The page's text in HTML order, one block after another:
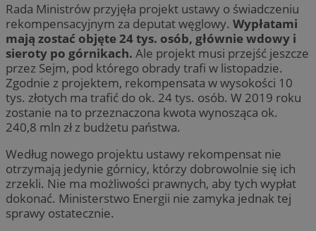
Rada Ministrów przyjęła projekt ustawy o świadczeniu
rekompensacyjnym za deputat węglowy. Wypłatami
mają zostać objęte 24 tys. osób, głównie wdowy i
sieroty po górnikach. Ale projekt musi przejść jeszcze
przez Sejm, pod którego obrady trafi w listopadzie.
Zgodnie z projektem, rekompensata w wysokości 10
tys. złotych ma trafić do ok. 24 tys. osób. W 2019 roku
zostanie na to przeznaczona kwota wynosząca ok.
240,8 mln zł z budżetu państwa.
Według nowego projektu ustawy rekompensat nie
otrzymają jedynie górnicy, którzy dobrowolnie się ich
zrzekli. Nie ma możliwości prawnych, aby tych wypłat
dokonać. Ministerstwo Energii nie zamyka jednak tej
sprawy ostatecznie.